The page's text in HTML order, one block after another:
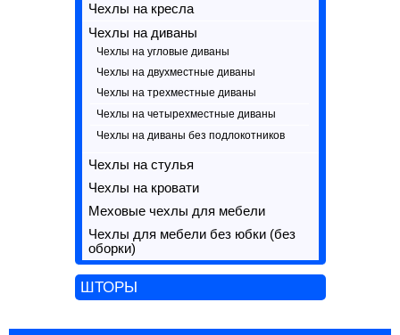
Чехлы на кресла
Чехлы на диваны
Чехлы на угловые диваны
Чехлы на двухместные диваны
Чехлы на трехместные диваны
Чехлы на четырехместные диваны
Чехлы на диваны без подлокотников
Чехлы на стулья
Чехлы на кровати
Меховые чехлы для мебели
Чехлы для мебели без юбки (без
оборки)
ШТОРЫ